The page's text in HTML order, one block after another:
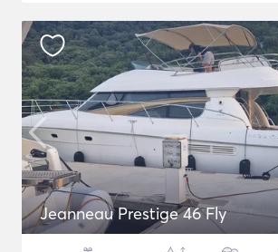
Jeanneau Prestige 46 Fly